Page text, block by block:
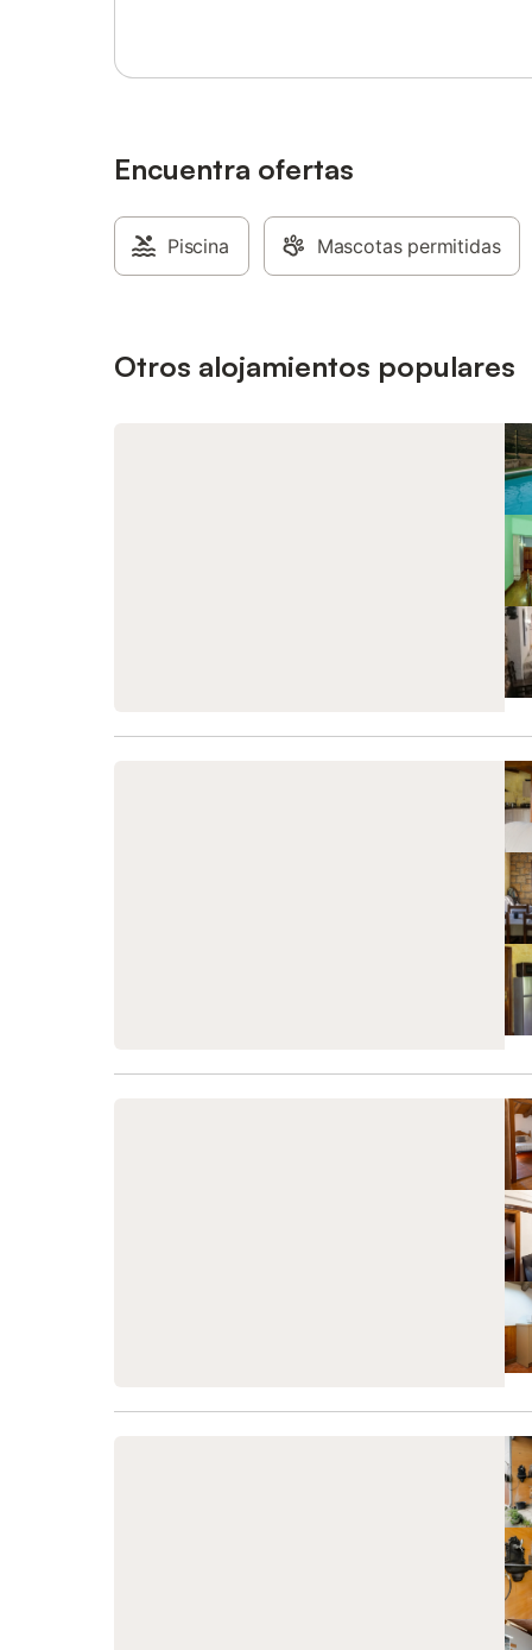
Encuentra ofertas
Piscina Mascotas permitidas
Otros alojamientos populares